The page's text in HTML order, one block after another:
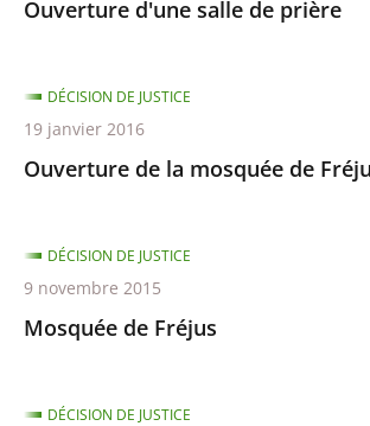
Ouverture d'une salle de prière
Ouverture de la mosquée de
DÉCISION DE JUSTICE
19 janvier 2016
Mosquée de Fréjus
DÉCISION DE JUSTICE
9 novembre 2015
DÉCISION DE JUSTICE